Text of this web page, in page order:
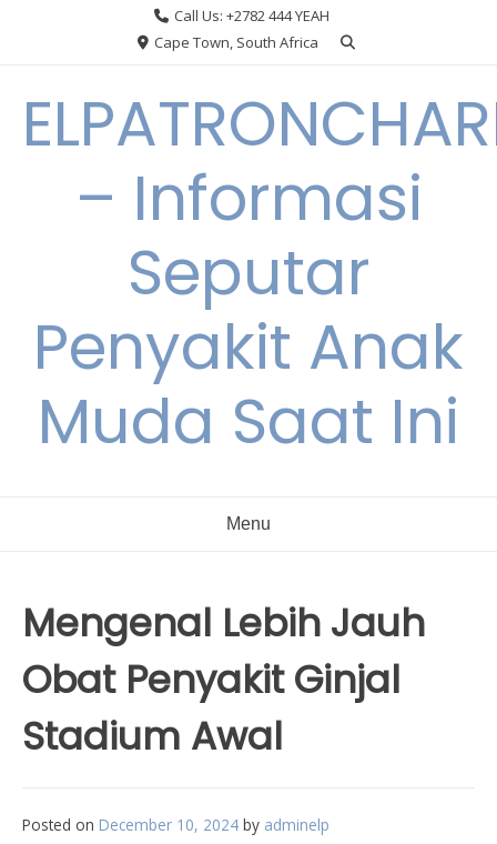
Call Us: +2782 444 YEAH
Cape Town, South Africa
– Informasi
Seputar
Penyakit Anak
Muda Saat Ini
Menu
Mengenal Lebih Jauh
Obat Penyakit Ginjal
Stadium Awal
Posted on December 10, 2024 by adminelp